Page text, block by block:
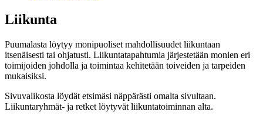
Liikunta
Puumalasta löytyy monipuoliset mahdollisuudet liikuntaan
itsenäisesti tai ohjatusti. Liikuntatapahtumia järjestetään monien eri
toimijoiden johdolla ja toimintaa kehitetään toiveiden ja tarpeiden
mukaisiksi.
Sivuvalikosta löydät etsimäsi näppärästi omalta sivultaan.
Liikuntaryhmät- ja retket löytyvät liikuntatoiminnan alta.